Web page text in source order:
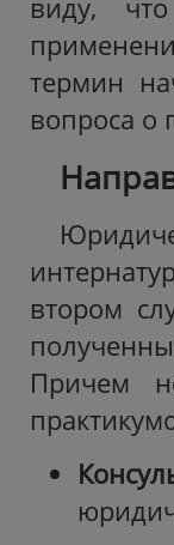
виду,
термин
вопроса о
втором
Причем